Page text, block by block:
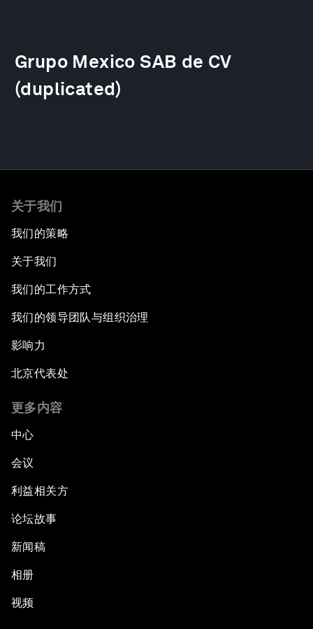
Grupo Mexico SAB de CV
(duplicated)
关于我们
我们的策略
关于我们
我们的工作方式
我们的领导团队与组织治理
影响力
北京代表处
更多内容
中心
会议
利益相关方
论坛故事
新闻稿
相册
视频